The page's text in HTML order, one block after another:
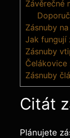
Závěrečné
Zásnuby
Jak fungují
Zásnuby
Čelákovice
Zásnuby
Citát
Plánujete